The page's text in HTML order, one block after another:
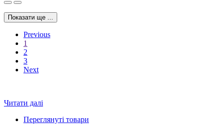
Показати ще ...
Previous
1
2
3
Next
Читати далі
Переглянуті товари